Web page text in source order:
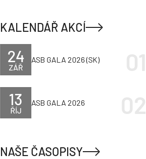
KALENDÁŘ AKCÍ
ZÁŘ
24 ASB GALA 2026 (SK)
ŘÍJ
13 ASB GALA 2026
NAŠE ČASOPISY